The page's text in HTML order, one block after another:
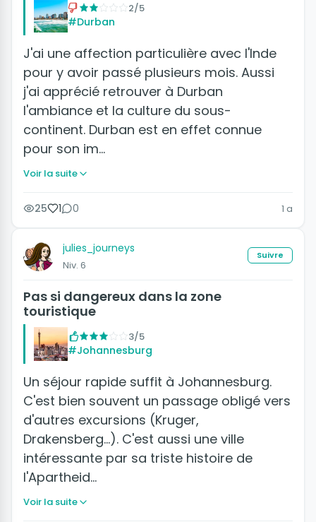
2/5
#Durban
J'ai une affection particulière avec l'Inde
pour y avoir passé plusieurs mois. Aussi
j'ai apprécié retrouver à Durban
l'ambiance et la culture du sous-
continent. Durban est en effet connue
pour son im…
Voir la suite
25 1 0 1 a
julies_journeys
Niv. 6
Suivre
Pas si dangereux dans la zone
touristique
3/5
#Johannesburg
Un séjour rapide suffit à Johannesburg.
C'est bien souvent un passage obligé vers
d'autres excursions (Kruger,
Drakensberg...). C'est aussi une ville
intéressante par sa triste histoire de
l'Apartheid…
Voir la suite